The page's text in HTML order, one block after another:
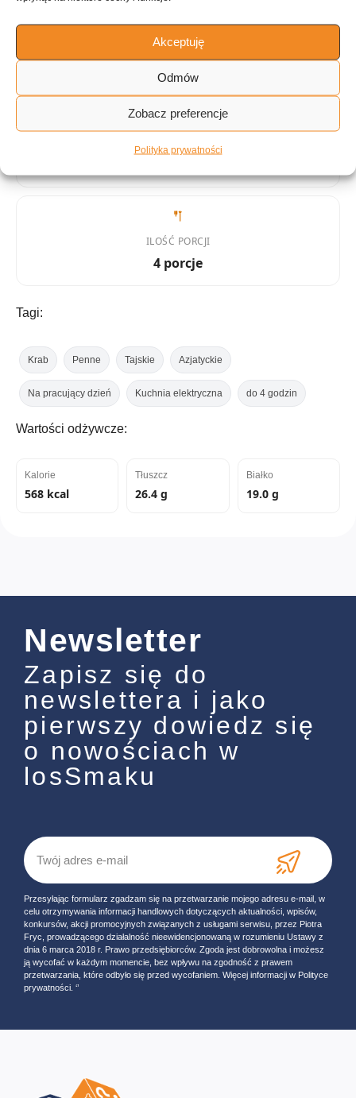
Akceptuję
Odmów
Zobacz preferencje
Polityka prywatności
568 kcal Curry
ILOŚĆ PORCJI
4 porcje
Tagi:
Krab Penne Tajskie Azjatyckie
Na pracujący dzień Kuchnia elektryczna do 4 godzin
Wartości odżywcze:
Kalorie
568 kcal
Tłuszcz
26.4 g
Białko
19.0 g
Newsletter
Zapisz się do
newslettera i jako
pierwszy dowiedz się
o nowościach w
losSmaku
Przesyłając formularz zgadzam się na przetwarzanie mojego adresu e-mail, w
celu otrzymywania informacji handlowych dotyczących aktualności, wpisów,
konkursów, akcji promocyjnych związanych z usługami serwisu, przez Piotra
Fryc, prowadzącego działalność nieewidencjonowaną w rozumieniu Ustawy z
dnia 6 marca 2018 r. Prawo przedsiębiorców. Zgoda jest dobrowolna i możesz
ją wycofać w każdym momencie, bez wpływu na zgodność z prawem
przetwarzania, które odbyło się przed wycofaniem. Więcej informacji w Polityce
prywatności. ‘’